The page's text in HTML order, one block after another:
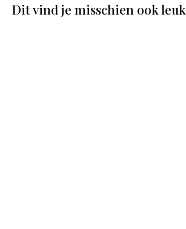
Dit vind je misschien ook leuk